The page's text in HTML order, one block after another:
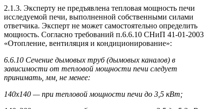
2.1.3. Эксперту не предъявлена тепловая мощность печи
исследуемой печи, выполненной собственными силами
ответчика. Эксперт не может самостоятельно определить
мощность. Согласно требований п.6.6.10 СНиП 41-01-2003
«Отопление, вентиляция и кондиционирование»:
6.6.10 Сечение дымовых труб (дымовых каналов) в
зависимости от тепловой мощности печи следует
принимать, мм, не менее:
140х140 — при тепловой мощности печи до 3,5 кВт;